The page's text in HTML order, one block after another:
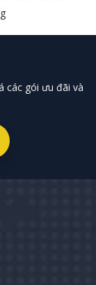
các gói ưu đãi và